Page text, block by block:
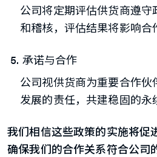
公司将定期评估供货商遵
和稽核，评估结果将影响合
承诺与合作
公司视供货商为重要合作
发展的责任，共建稳固的永
我们相信这些政策的实施将促
确保我们的合作关系符合公司